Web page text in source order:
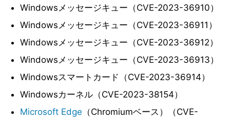
Windowsメッセージキュー（CVE-2023-36910）
Windowsメッセージキュー（CVE-2023-36911）
Windowsメッセージキュー（CVE-2023-36912）
Windowsメッセージキュー（CVE-2023-36913）
Windowsスマートカード（CVE-2023-36914）
Windowsカーネル（CVE-2023-38154）
Microsoft Edge （Chromiumベース）（CVE-